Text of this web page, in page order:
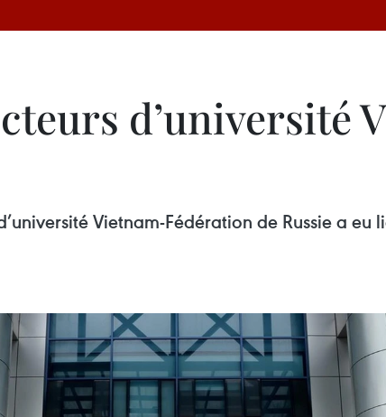
d’université
Vietnam-Fédération de Russie a